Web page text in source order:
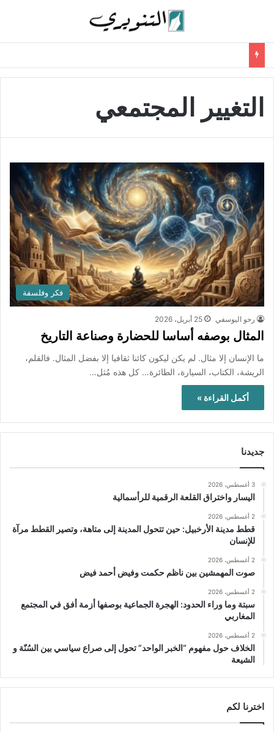
التغيير المجتمعي
فكر وفلسفة
رحو اليوسفي 25 أبريل، 2026
المثال بوصفه أساسا للحضارة وصناعة التاريخ
ما الإنسان إلا مثال. لم يكن ليكون كائنا ثقافيا إلا بفضل المثال. فالقلم،
الريشة، الكتاب، السيارة، الطائرة… كل هذه مُثل…
أكمل القراءة »
جديدنا
3 أغسطس، 2026
اليسار واختراق القلعة الرقمية للرأسمالية
2 أغسطس، 2026
قطط مدينة الأرخبيل: حين تتحول المدينة إلى متاهة، وتصير القطط مرآة
للإنسان
2 أغسطس، 2026
صوت المهمشين بين ناظم حكمت وفيض أحمد فيض
2 أغسطس، 2026
سبتة وما وراء الحدود: الهجرة الجماعية بوصفها أزمة أفق في المجتمع
المغاربي
2 أغسطس، 2026
الخلاف حول مفهوم “الخبر الواحد” تحول إلى صراع سياسي بين السُنّة و
الشيعة
اخترنا لكم